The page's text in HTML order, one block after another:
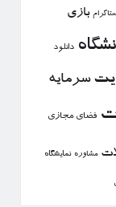
بازی
دانلود
سرمایه
فضای مجازی
مشاوره نمایشگاه